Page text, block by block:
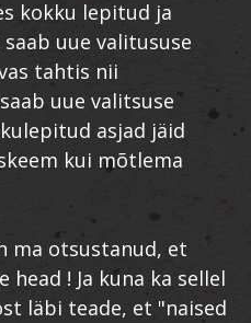
kokku lepitud ja
uue valitususe
tahtis nii
uue valitsuse
asjad jäid
kui mõtlema
ma otsustanud, et
head ! Ja kuna ka sellel
läbi teade, et "naised